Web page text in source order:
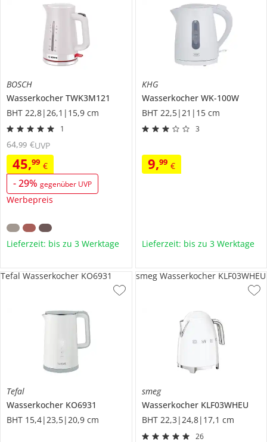
BOSCH
Wasserkocher TWK3M121
BHT 22,8|26,1|15,9 cm
1
45,99 €
-29% gegenüber UVP
Werbepreis
64,99 €UVP
Lieferzeit: bis zu 3 Werktage
KHG
Wasserkocher WK-100W
BHT 22,5|21|15 cm
3
9,99 €
Lieferzeit: bis zu 3 Werktage
Tefal
Wasserkocher KO6931
BHT 15,4|23,5|20,9 cm
Tefal Wasserkocher KO6931
smeg
Wasserkocher KLF03WHEU
BHT 22,3|24,8|17,1 cm
26
smeg Wasserkocher KLF03WHEU